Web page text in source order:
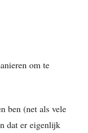
om te
ben (net als vele
dat er eigenlijk